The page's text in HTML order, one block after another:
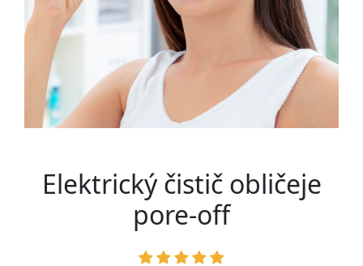
Elektrický čistič obličeje
pore-off